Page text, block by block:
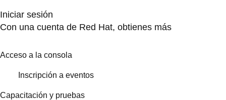
Iniciar sesión
Con una cuenta de Red Hat, obtienes más
Acceso a la consola
Inscripción a eventos
Capacitación y pruebas